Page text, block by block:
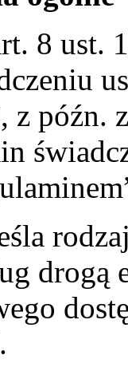
8 ust.
późn.